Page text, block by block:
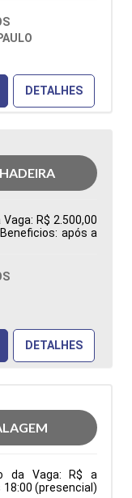
vale combustível;
e Golden
de contratação:
Brasil Área de
Acadêmica:
DETALHES
R$ 2.500,00
após a
Acadêmica:
DETALHES
da Vaga: R$ a
(presencial)